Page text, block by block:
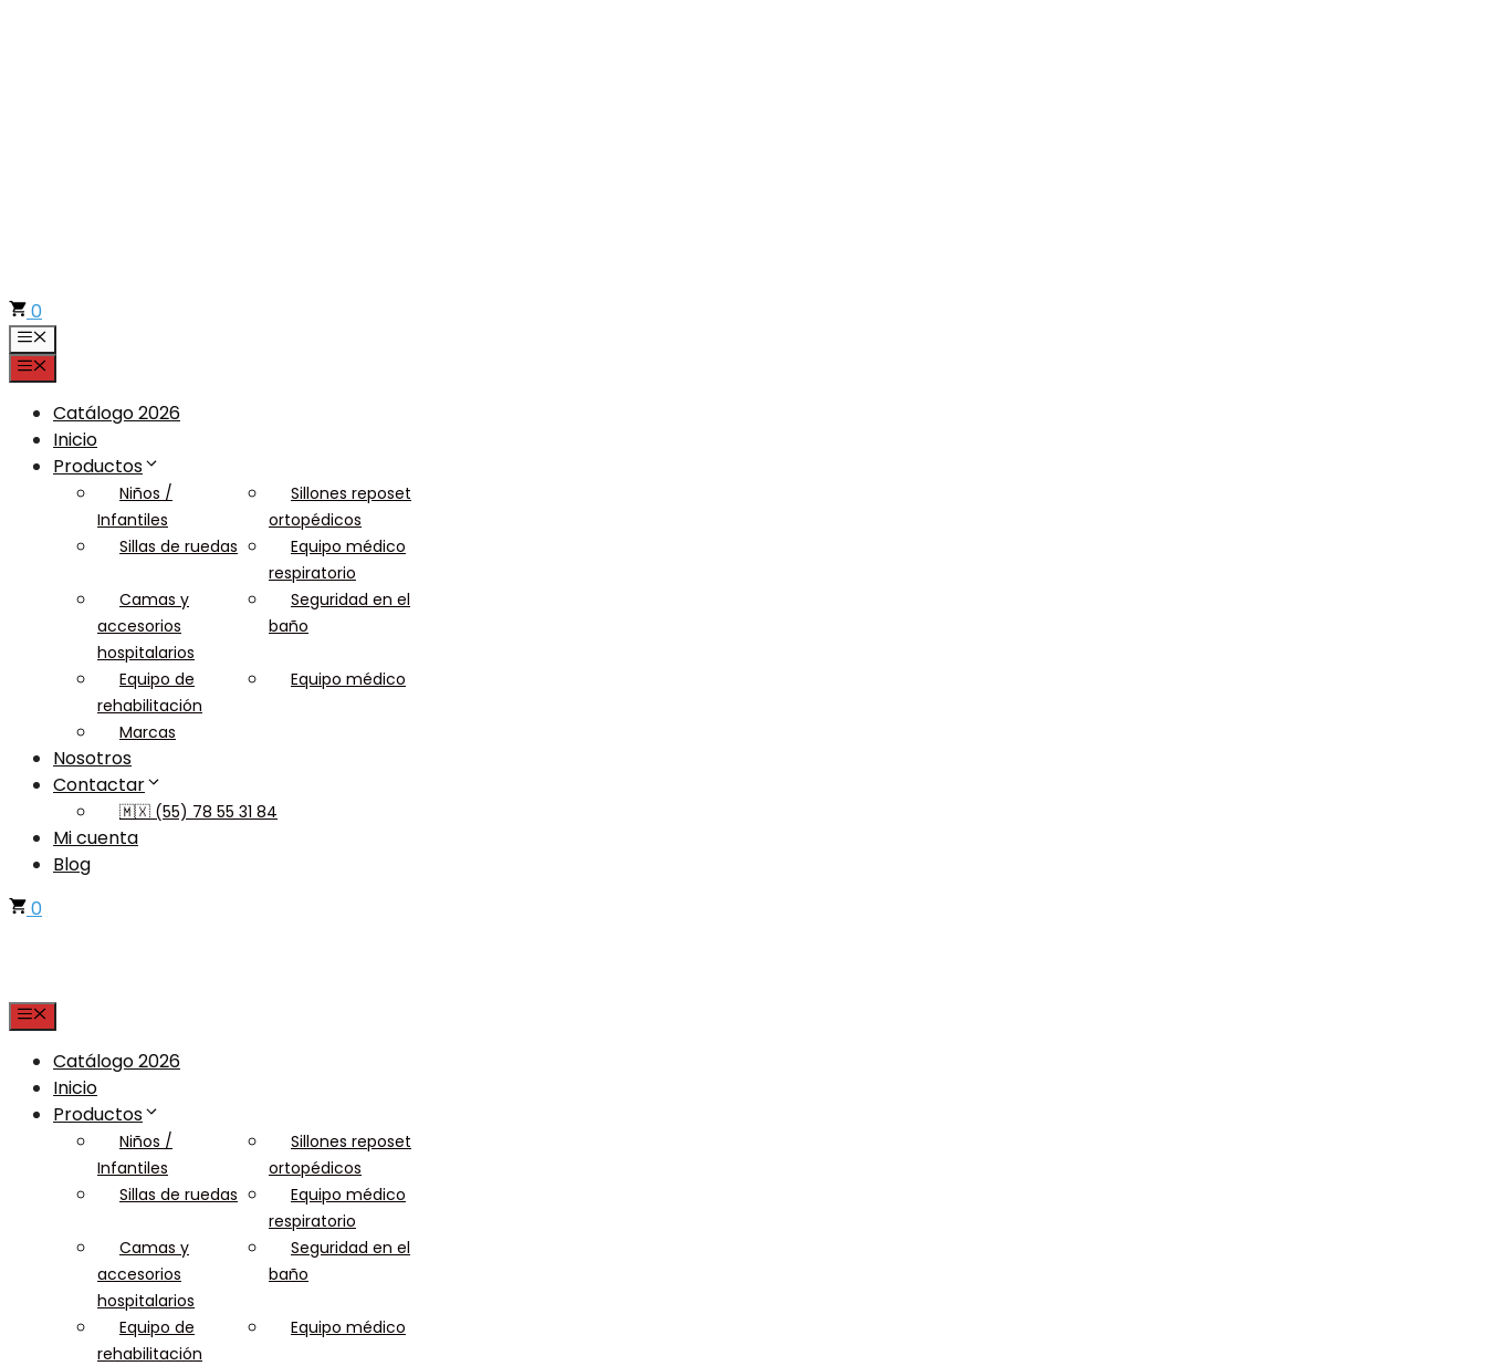
0
Menú
Menú
Catálogo 2026
Inicio
Productos
Niños /
Infantiles
Sillones reposet
ortopédicos
Sillas de ruedas
Equipo médico
respiratorio
Camas y
accesorios
hospitalarios
Seguridad en el
baño
Equipo de
rehabilitación
Equipo médico
Marcas
Nosotros
Contactar
🇲🇽 (55) 78 55 31 84
Mi cuenta
Blog
0
Menu
Catálogo 2026
Inicio
Productos
Niños /
Infantiles
Sillones reposet
ortopédicos
Sillas de ruedas
Equipo médico
respiratorio
Camas y
accesorios
hospitalarios
Seguridad en el
baño
Equipo de
rehabilitación
Equipo médico